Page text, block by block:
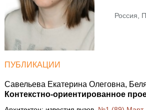
Россия,
ПУБЛИКАЦИИ
Савельева Екатерина Олеговна,
Контекстно-ориентированное